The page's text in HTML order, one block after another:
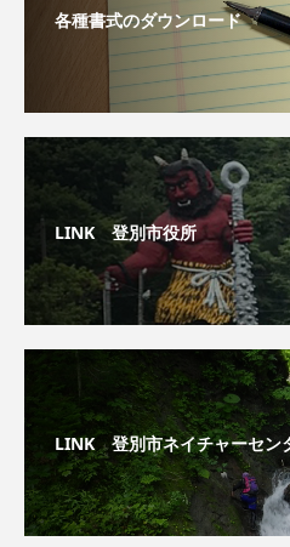
各種書式のダウンロード
LINK 登別市役所
LINK 登別市ネイチャーセン